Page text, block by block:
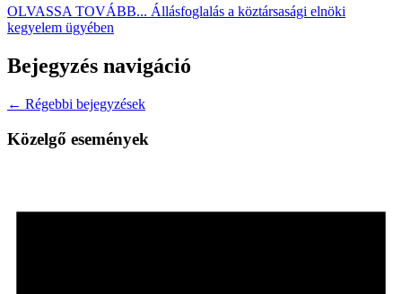
OLVASSA TOVÁBB... Állásfoglalás a köztársasági elnöki
kegyelem ügyében
Bejegyzés navigáció
← Régebbi bejegyzések
Közelgő események